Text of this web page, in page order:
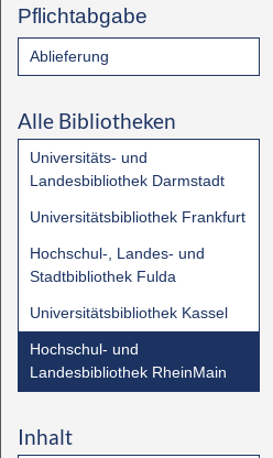
Pflichtabgabe
Ablieferung
Alle Bibliotheken
Universitäts- und
Landesbibliothek Darmstadt
Universitätsbibliothek Frankfurt
Hochschul-, Landes- und
Stadtbibliothek Fulda
Universitätsbibliothek Kassel
Hochschul- und
Landesbibliothek RheinMain
Inhalt